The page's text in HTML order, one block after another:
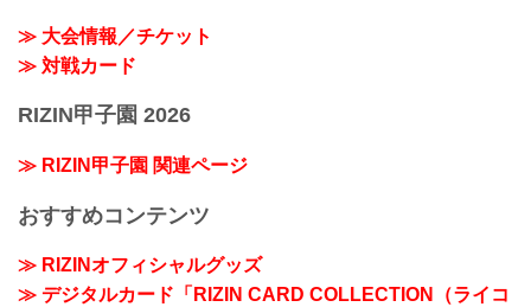
≫ 大会情報／チケット
≫ 対戦カード
RIZIN甲子園 2026
≫ RIZIN甲子園 関連ページ
おすすめコンテンツ
≫ RIZINオフィシャルグッズ
≫ デジタルカード「RIZIN CARD COLLECTION（ライコ